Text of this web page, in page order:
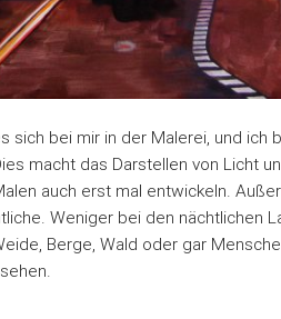
sich bei mir in der Malerei, und ich
macht das Darstellen von Licht
auch erst mal entwickeln.
Weniger bei den nächtlichen
Berge, Wald oder gar